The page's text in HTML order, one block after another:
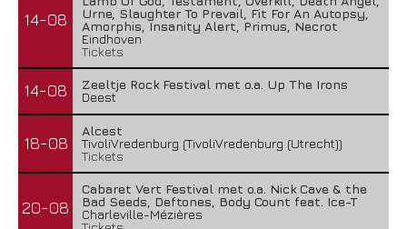
14-08
Urne, Slaughter To Prevail, Fit For An Autopsy,
Amorphis, Insanity Alert, Primus, Necrot
Eindhoven
Tickets
14-08
Zeeltje Rock Festival met o.a. Up The Irons
Deest
18-08
Alcest
TivoliVredenburg (TivoliVredenburg (Utrecht))
Tickets
20-08
Cabaret Vert Festival met o.a. Nick Cave & the
Bad Seeds, Deftones, Body Count feat. Ice-T
Charleville-Mézières